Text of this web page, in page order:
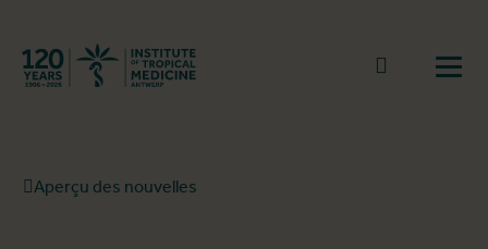
Retourner à la page d'accueil
go to
Aperçu des nouvelles